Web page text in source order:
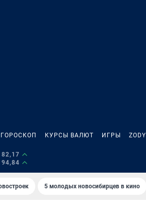
ГОРОСКОП КУРСЫ ВАЛЮТ ИГРЫ ZODY
82,17
94,84
5 молодых новосибирцев в кино